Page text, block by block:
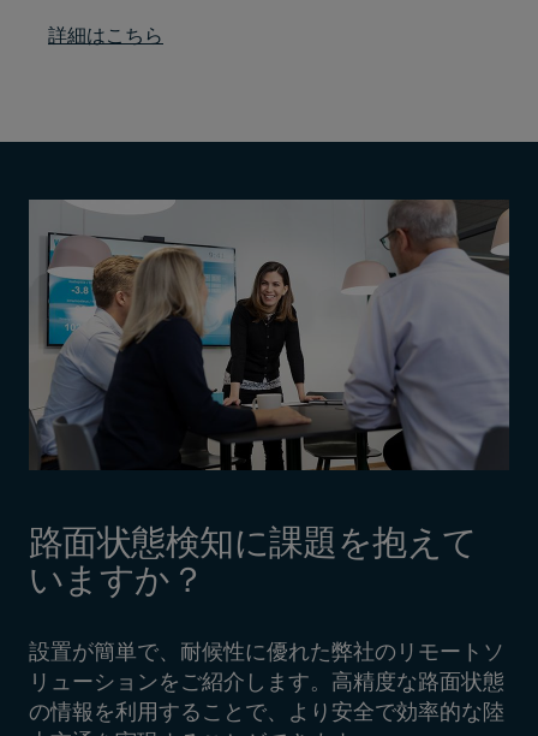
詳細はこちら
路面状態検知に課題を抱えて
いますか？
設置が簡単で、耐候性に優れた弊社のリモートソ
リューションをご紹介します。高精度な路面状態
の情報を利用することで、より安全で効率的な陸